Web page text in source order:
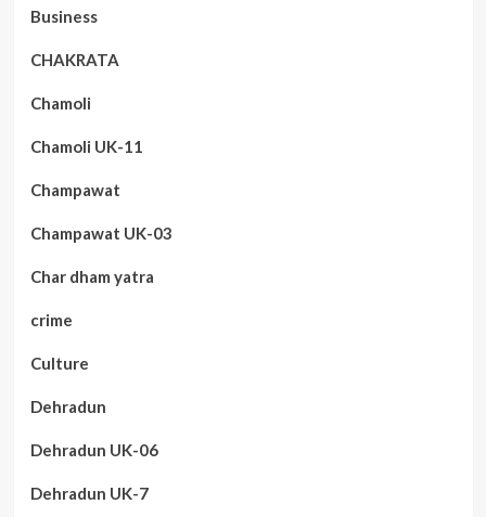
Business
CHAKRATA
Chamoli
Chamoli UK-11
Champawat
Champawat UK-03
Char dham yatra
crime
Culture
Dehradun
Dehradun UK-06
Dehradun UK-7